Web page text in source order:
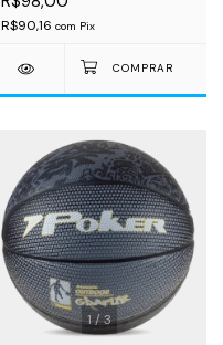
R$90,16 com Pix
1/3